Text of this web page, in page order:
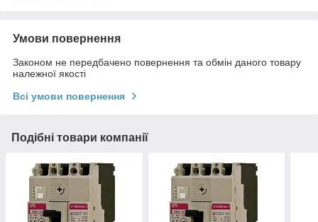
Умови повернення
Законом не передбачено повернення та обмін даного товару
належної якості
Всі умови повернення
Подібні товари компанії